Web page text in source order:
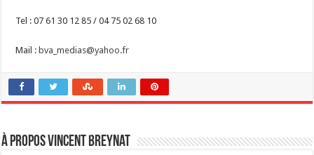
Tel : 07 61 30 12 85 / 04 75 02 68 10
Mail : bva_medias@yahoo.fr
À propos Vincent Breynat